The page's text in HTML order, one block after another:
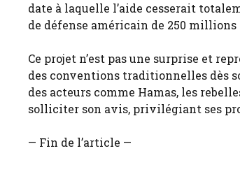
date à laquelle l’aide cesserait
de défense américain de 250 millions
Ce projet n’est pas une surprise et
des conventions traditionnelles dès
des acteurs comme Hamas, les
solliciter son avis, privilégiant ses
— Fin de l’article —